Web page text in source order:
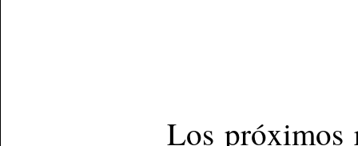
Los próximos